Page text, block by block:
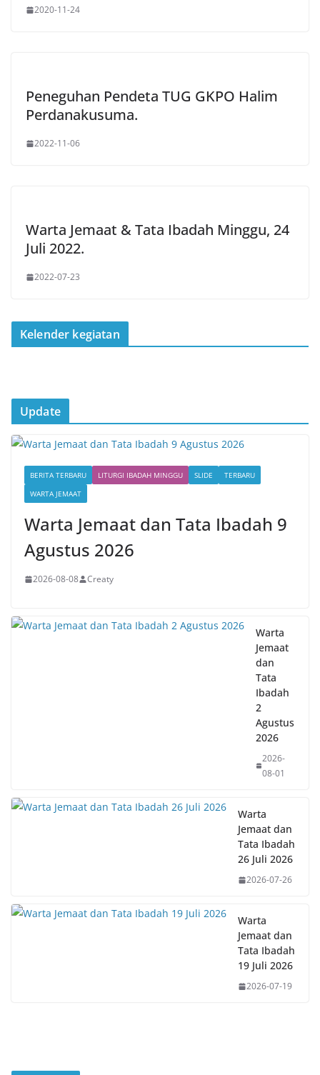
2020-11-24
Peneguhan Pendeta TUG GKPO Halim
Perdanakusuma.
2022-11-06
Warta Jemaat & Tata Ibadah Minggu, 24
Juli 2022.
2022-07-23
Kelender kegiatan
Update
BERITA TERBARU LITURGI IBADAH MINGGU SLIDE
TERBARU
WARTA JEMAAT
Warta Jemaat dan Tata Ibadah 9
Agustus 2026
2026-08-08 Creaty
Warta
Jemaat
dan
Tata
Ibadah
2
Agustus
2026
2026-
08-01
Warta
Jemaat dan
Tata Ibadah
26 Juli 2026
2026-07-26
Warta
Jemaat dan
Tata Ibadah
19 Juli 2026
2026-07-19